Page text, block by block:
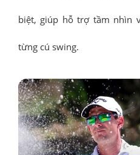
biệt, giúp hỗ trợ tầm nhìn
từng cú swing.